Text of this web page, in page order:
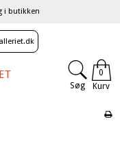
i butikken
0
Kurv
Søg